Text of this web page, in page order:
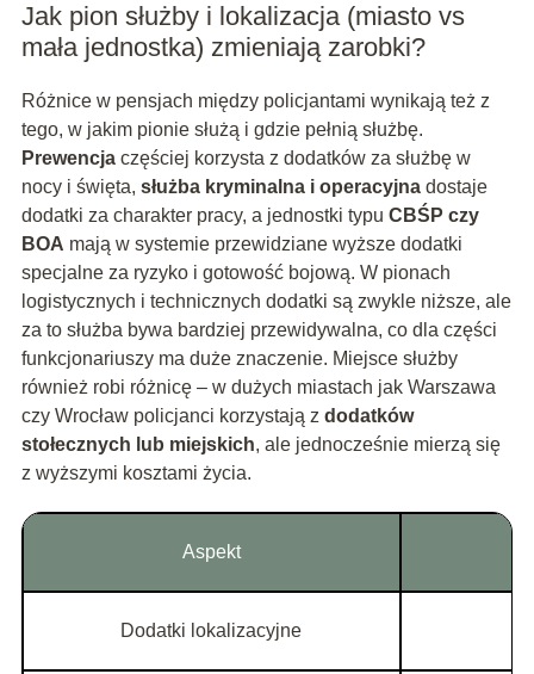
Jak pion służby i lokalizacja (miasto vs
mała jednostka) zmieniają zarobki?
Różnice w pensjach między policjantami wynikają też z
tego, w jakim pionie służą i gdzie pełnią służbę.
Prewencjaczęściej korzysta z dodatków za służbę w
nocy i święta, służba kryminalna i operacyjnadostaje
dodatki za charakter pracy, a jednostki typu CBŚP czy
BOA mają w systemie przewidziane wyższe dodatki
specjalne za ryzyko i gotowość bojową. W pionach
logistycznych i technicznych dodatki są zwykle niższe, ale
za to służba bywa bardziej przewidywalna, co dla części
funkcjonariuszy ma duże znaczenie. Miejsce służby
również robi różnicę – w dużych miastach jak Warszawa
czy Wrocław policjanci korzystają z dodatków
stołecznych lub miejskich, ale jednocześnie mierzą się
z wyższymi kosztami życia.
Aspekt
Dodatki lokalizacyjne